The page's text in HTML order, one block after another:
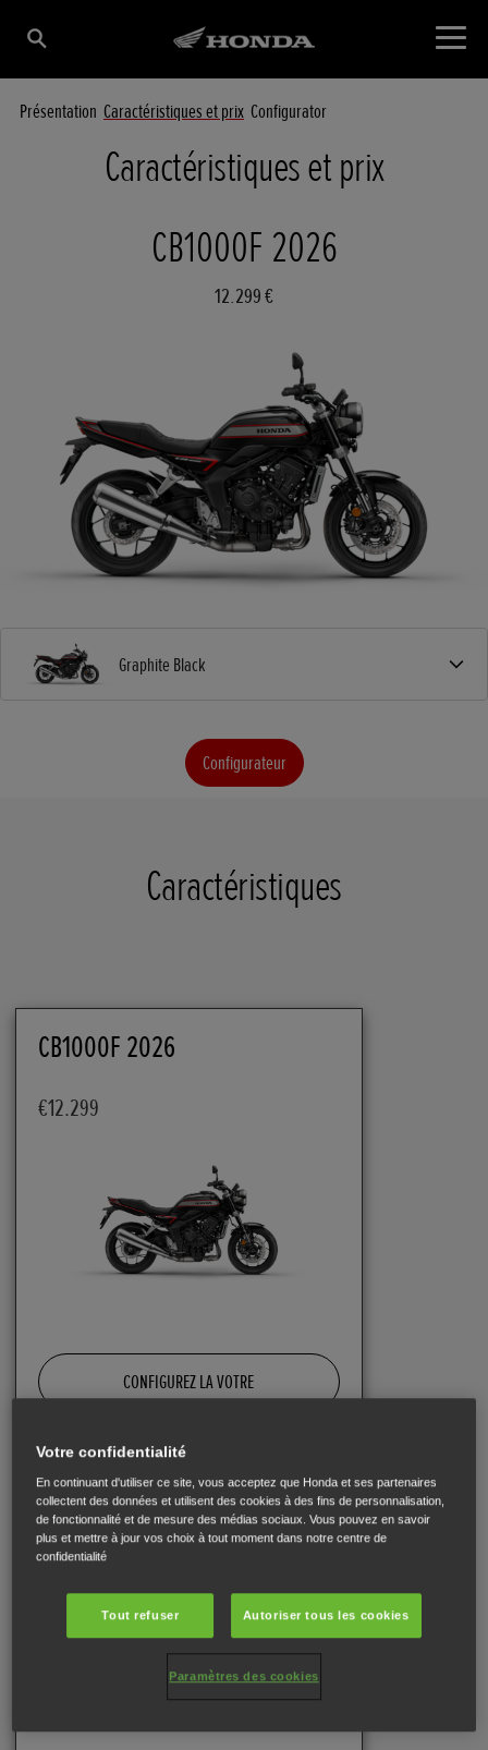
Présentation Caractéristiques et prix Configurator
Caractéristiques et prix
CB1000F 2026
12.299 €
Graphite Black
Configurateur
Caractéristiques
CB1000F 2026
€12.299
CONFIGUREZ LA VOTRE
Moteur
Alésage x Course (mm)
76 mm × 55,1 mm
Votre confidentialité
En continuant d'utiliser ce site, vous acceptez que Honda et ses partenaires
collectent des données et utilisent des cookies à des fins de personnalisation,
de fonctionnalité et de mesure des médias sociaux. Vous pouvez en savoir
plus et mettre à jour vos choix à tout moment dans notre centre de
confidentialité
Tout refuser Autoriser tous les cookies
Paramètres des cookies